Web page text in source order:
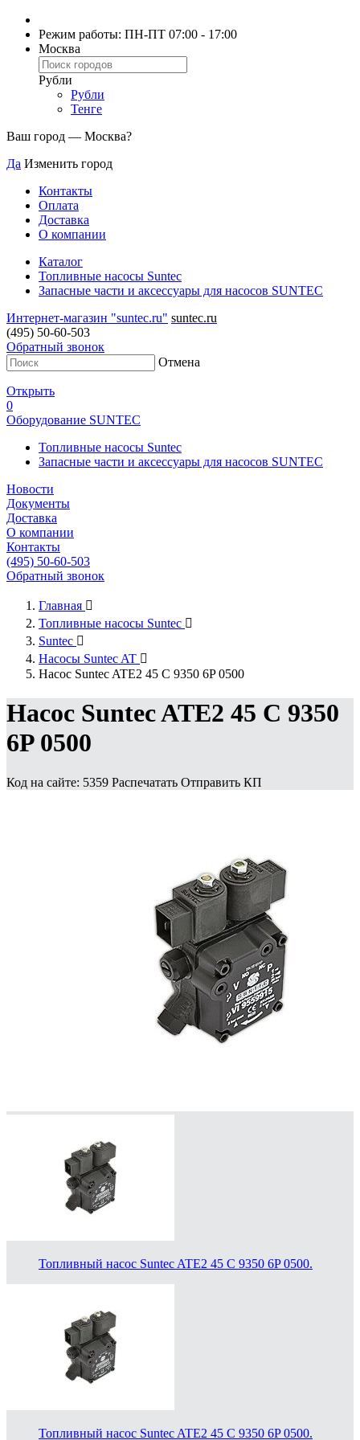
Режим работы: ПН-ПТ 07:00 - 17:00
Москва
Рубли
Рубли
Тенге
Ваш город — Москва?
Да Изменить город
Контакты
Оплата
Доставка
О компании
Каталог
Топливные насосы Suntec
Запасные части и аксессуары для насосов SUNTEC
Интернет-магазин "suntec.ru" suntec.ru
(495) 50-60-503
Обратный звонок
Отмена
Открыть
0
Оборудование SUNTEC
Топливные насосы Suntec
Запасные части и аксессуары для насосов SUNTEC
Новости
Документы
Доставка
О компании
Контакты
(495) 50-60-503
Обратный звонок
Главная 
Топливные насосы Suntec 
Suntec 
Насосы Suntec AT 
Насос Suntec ATE2 45 C 9350 6P 0500
Насос Suntec ATE2 45 C 9350
6P 0500
Код на сайте: 5359 Распечатать Отправить КП
Топливный насос Suntec ATE2 45 C 9350 6P 0500.
Топливный насос Suntec ATE2 45 C 9350 6P 0500.